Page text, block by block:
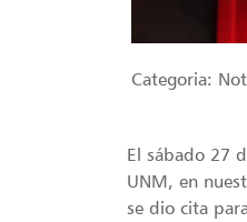
Categoria:
El sábado 27
UNM, en
se dio cita